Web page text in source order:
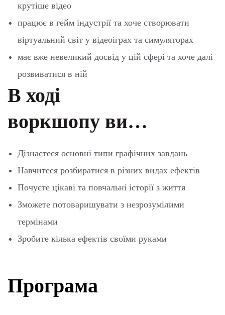
крутіше відео
працює в гейм індустрії та хоче створювати
віртуальний світ у відеоіграх та симуляторах
має вже невеликий досвід у цій сфері та хоче далі
розвиватися в ній
В ході
воркшопу ви…
Дізнаєтеся основні типи графічних завдань
Навчитеся розбиратися в різних видах ефектів
Почуєте цікаві та повчальні історії з життя
Зможете потоваришувати з незрозумілими
термінами
Зробите кілька ефектів своїми руками
Програма